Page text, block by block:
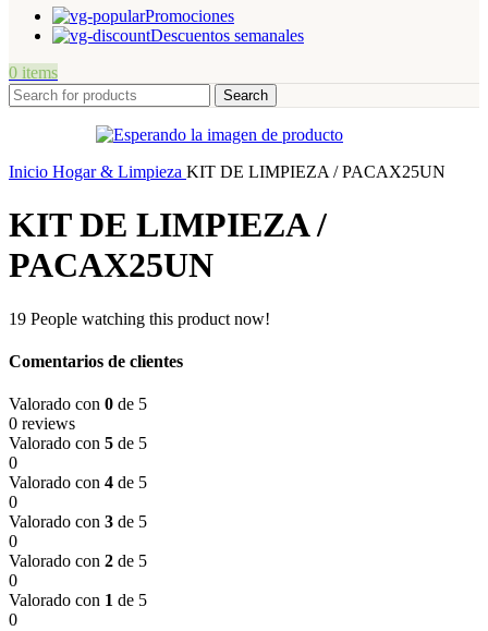
Promociones
Descuentos semanales
0 items
Search
Inicio Hogar & Limpieza KIT DE LIMPIEZA / PACAX25UN
KIT DE LIMPIEZA /
PACAX25UN
19 People watching this product now!
Comentarios de clientes
Valorado con 0 de 5
0 reviews
Valorado con 5 de 5
0
Valorado con 4 de 5
0
Valorado con 3 de 5
0
Valorado con 2 de 5
0
Valorado con 1 de 5
0